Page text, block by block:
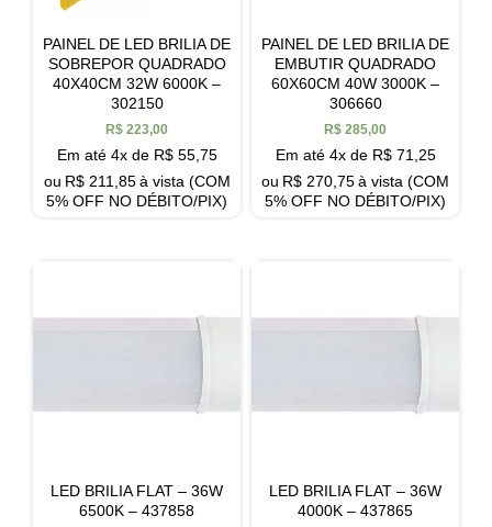
PAINEL DE LED BRILIA DE
SOBREPOR QUADRADO
40X40CM 32W 6000K –
302150
R$ 223,00
Em até 4x de R$55,75
ou R$211,85 à vista (COM
5% OFF NO DÉBITO/PIX)
PAINEL DE LED BRILIA DE
EMBUTIR QUADRADO
60X60CM 40W 3000K –
306660
R$ 285,00
Em até 4x de R$71,25
ou R$ 270,75à vista (COM
5% OFF NO DÉBITO/PIX)
LED BRILIA FLAT – 36W
6500K – 437858
LED BRILIA FLAT – 36W
4000K – 437865